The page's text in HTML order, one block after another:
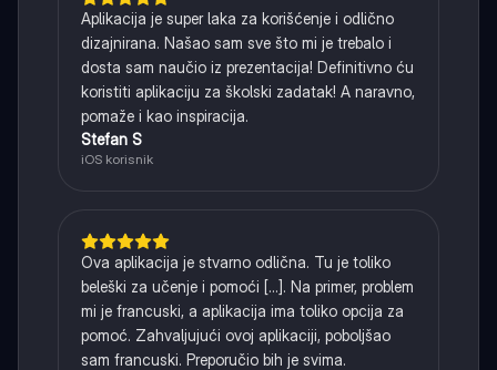
Aplikacija je super laka za korišćenje i odlično
dizajnirana. Našao sam sve što mi je trebalo i
dosta sam naučio iz prezentacija! Definitivno ću
koristiti aplikaciju za školski zadatak! A naravno,
pomaže i kao inspiracija.
Stefan S
iOS korisnik
Ova aplikacija je stvarno odlična. Tu je toliko
beleški za učenje i pomoći [...]. Na primer, problem
mi je francuski, a aplikacija ima toliko opcija za
pomoć. Zahvaljujući ovoj aplikaciji, poboljšao
sam francuski. Preporučio bih je svima.